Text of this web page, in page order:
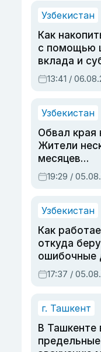
Узбекистан
Как
с помощью
вклада и
13:41 /
Узбекистан
Обвал края
Жители
месяцев
опасности,
19:29 /
Узбекистан
Как
откуда
ошибочные
дубли
очереди по
17:37 /
г. Ташкент
В Ташкенте